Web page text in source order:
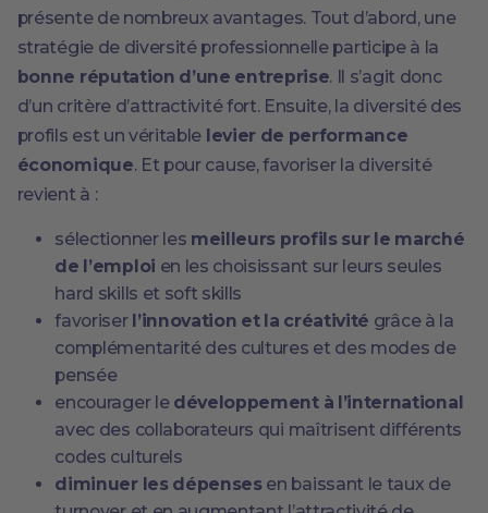
présente de nombreux avantages. Tout d’abord, une
stratégie de diversité professionnelle participe à la
bonne réputation d’une entreprise. Il s’agit donc
d’un critère d’attractivité fort. Ensuite, la diversité des
profils est un véritable levier de performance
économique. Et pour cause, favoriser la diversité
revient à :
sélectionner les meilleurs profils sur le marché
de l’emploi en les choisissant sur leurs seules
hard skills et soft skills
favoriserl’innovation et la créativité grâce à la
complémentarité des cultures et des modes de
pensée
encourager le développement à l’international
avec des collaborateurs qui maîtrisent différents
codes culturels
diminuer les dépensesen baissant le taux de